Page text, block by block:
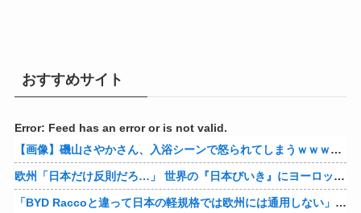
おすすめサイト
Error: Feed has an error or is not valid.
【画像】磯山さやかさん、入浴シーンで怒られてしまうｗｗｗｗｗｗ
欧州「日本だけ反則だろ…」 世界の『日本びいき』にヨーロッパ全土から不満の声
「BYD Raccoと違って日本の軽規格では欧州には通用しない」と自動車系ライターが示唆、だが速攻で反例を提示されて即落ち二コマ状態に……